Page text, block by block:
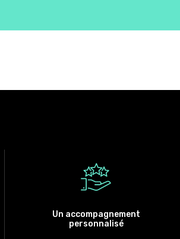
Un accompagnement
personnalisé